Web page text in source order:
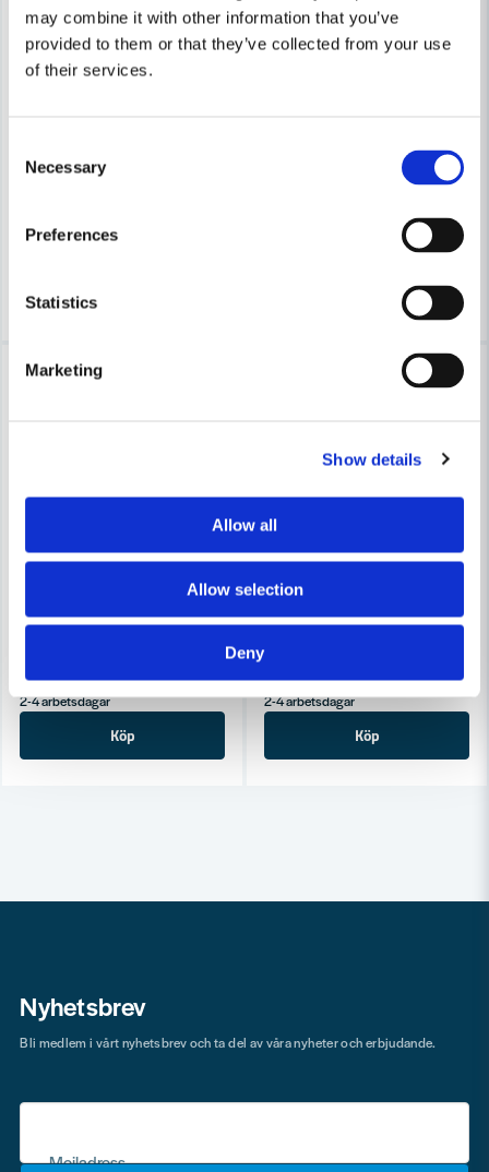
may combine it with other information that you’ve
provided to them or that they’ve collected from your use
of their services.
Selection
Necessary
Preferences
Statistics
Marketing
Show details
Allow all
Allow selection
Deny
Leveranstid ifrån leverantör ca
Leveranstid ifrån leverantör ca
LIMIT
Limit 610 Multimeter Digital
Leveranstid ifrån leverantör ca
2-4 arbetsdagar
Köp
-13%
LIMIT
Limit Spänningsprovare 110
Leveranstid ifrån leverantör ca
2-4 arbetsdagar
Köp
Nyhetsbrev
Mejladress
Bli medlem i vårt nyhetsbrev och ta del av våra nyheter och erbjudande.